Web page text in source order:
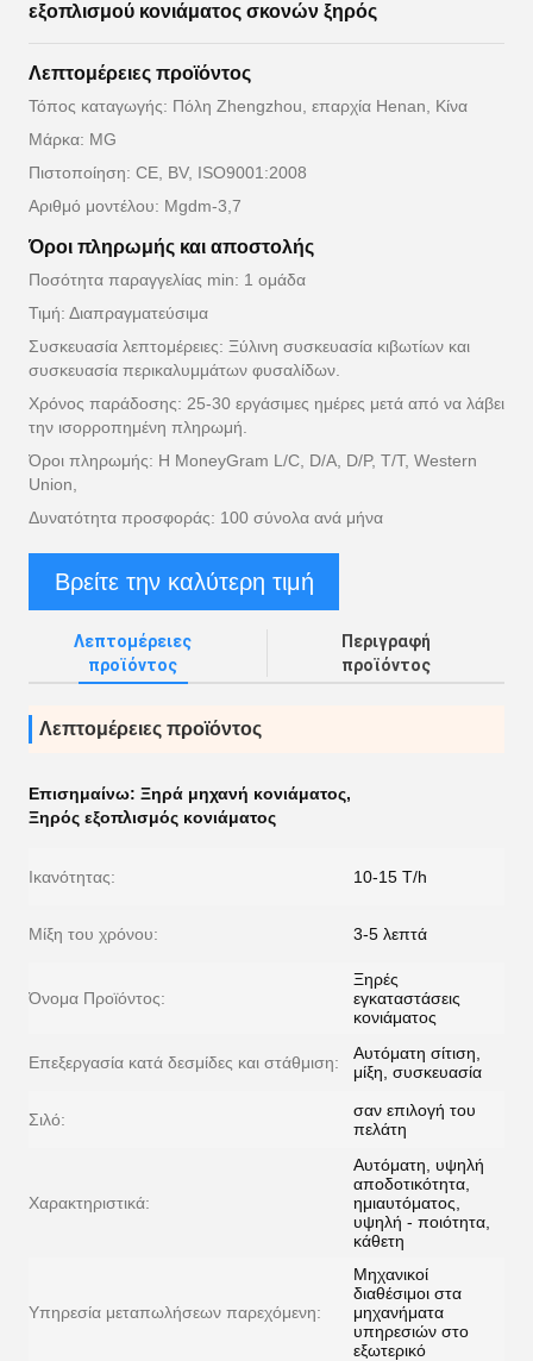
εξοπλισμού κονιάματος σκονών ξηρός
Λεπτομέρειες προϊόντος
Τόπος καταγωγής: Πόλη Zhengzhou, επαρχία Henan, Κίνα
Μάρκα: MG
Πιστοποίηση: CE, BV, ISO9001:2008
Αριθμό μοντέλου: Mgdm-3,7
Όροι πληρωμής και αποστολής
Ποσότητα παραγγελίας min: 1 ομάδα
Τιμή: Διαπραγματεύσιμα
Συσκευασία λεπτομέρειες: Ξύλινη συσκευασία κιβωτίων και
συσκευασία περικαλυμμάτων φυσαλίδων.
Χρόνος παράδοσης: 25-30 εργάσιμες ημέρες μετά από να λάβει
την ισορροπημένη πληρωμή.
Όροι πληρωμής: Η MoneyGram L/C, D/A, D/P, T/T, Western
Union,
Δυνατότητα προσφοράς: 100 σύνολα ανά μήνα
Βρείτε την καλύτερη τιμή
Λεπτομέρειες
προϊόντος
Περιγραφή
προϊόντος
Λεπτομέρειες προϊόντος
Επισημαίνω: Ξηρά μηχανή κονιάματος,
Ξηρός εξοπλισμός κονιάματος
Ικανότητας: 10-15 T/h
Μίξη του χρόνου: 3-5 λεπτά
Όνομα Προϊόντος:
Ξηρές
εγκαταστάσεις
κονιάματος
Επεξεργασία κατά δεσμίδες και στάθμιση:
Αυτόματη σίτιση,
μίξη, συσκευασία
Σιλό:
σαν επιλογή του
πελάτη
Χαρακτηριστικά:
Αυτόματη, υψηλή
αποδοτικότητα,
ημιαυτόματος,
υψηλή - ποιότητα,
κάθετη
Υπηρεσία μεταπωλήσεων παρεχόμενη:
Μηχανικοί
διαθέσιμοι στα
μηχανήματα
υπηρεσιών στο
εξωτερικό